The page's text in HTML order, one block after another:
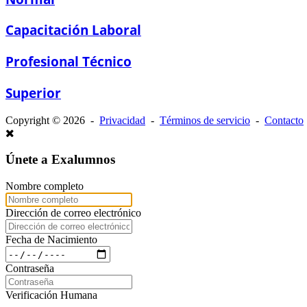
Capacitación Laboral
Profesional Técnico
Superior
Copyright © 2026 - Privacidad - Términos de servicio - Contacto
Únete a Exalumnos
Nombre completo
Dirección de correo electrónico
Fecha de Nacimiento
Contraseña
Verificación Humana